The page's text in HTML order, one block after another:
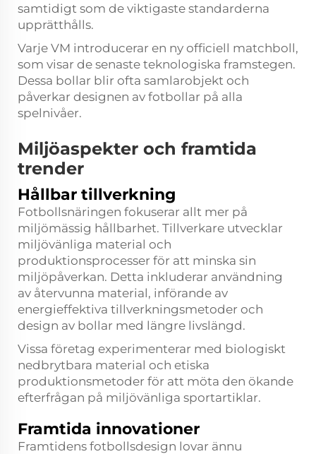
samtidigt som de viktigaste standarderna
upprätthålls.
Varje VM introducerar en ny officiell matchboll,
som visar de senaste teknologiska framstegen.
Dessa bollar blir ofta samlarobjekt och
påverkar designen av fotbollar på alla
spelnivåer.
Miljöaspekter och framtida
trender
Hållbar tillverkning
Fotbollsnäringen fokuserar allt mer på
miljömässig hållbarhet. Tillverkare utvecklar
miljövänliga material och
produktionsprocesser för att minska sin
miljöpåverkan. Detta inkluderar användning
av återvunna material, införande av
energieffektiva tillverkningsmetoder och
design av bollar med längre livslängd.
Vissa företag experimenterar med biologiskt
nedbrytbara material och etiska
produktionsmetoder för att möta den ökande
efterfrågan på miljövänliga sportartiklar.
Framtida innovationer
Framtidens fotbollsdesign lovar ännu